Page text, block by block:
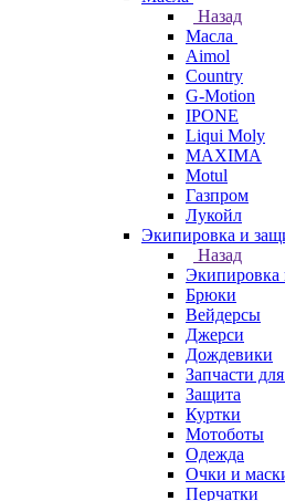
Назад
Масла
Aimol
Country
G-Motion
IPONE
Liqui Moly
MAXIMA
Motul
Газпром
Лукойл
Экипировка и
Назад
Экипировка
Брюки
Вейдерсы
Джерси
Дождевики
Запчасти
Защита
Куртки
Мотоботы
Одежда
Очки и
Перчатки